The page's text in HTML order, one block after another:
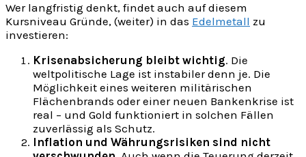
Wer langfristig denkt, findet auch auf diesem
Kursniveau Gründe, (weiter) in das Edelmetall zu
investieren:
Krisenabsicherung bleibt wichtig. Die
weltpolitische Lage ist instabiler denn je. Die
Möglichkeit eines weiteren militärischen
Flächenbrands oder einer neuen Bankenkrise ist
real – und Gold funktioniert in solchen Fällen
zuverlässig als Schutz.
Inflation und Währungsrisiken sind nicht